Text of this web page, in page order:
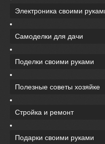
Электроника своими
Самоделки для дачи
Поделки своими руками
Полезные советы хозяйке
Стройка и ремонт
Подарки своими руками